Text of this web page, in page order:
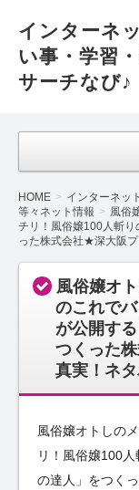
インターネ
い事・学習
サーチなび♪
HOME
インターネッ
等々ネット情報
風俗
チリ！風俗嬢100人斬
った株式会社★深大阪
風俗嬢オ
のこれで
が公開す
つくった
真実！ネ
風俗嬢オトしの
リ！風俗嬢100
の達人」をつく